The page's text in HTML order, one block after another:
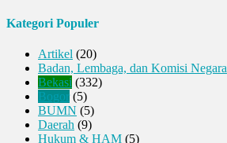
Kategori Populer
Artikel (20)
Badan, Lembaga, dan Komisi Negara
Bekasi (332)
Bogor(5)
BUMN (5)
Daerah (9)
Hukum & HAM (5)